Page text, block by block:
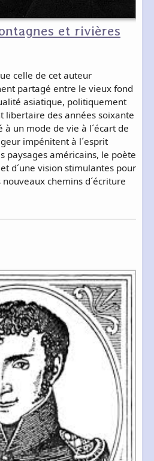
et rivières
celle de cet auteur
partagé entre le vieux fond
asiatique, politiquement
libertaire des années soixante
un mode de vie à l´écart de
impénitent à l´esprit
paysages américains, le poète
d´une vision stimulantes pour
chemins d´écriture